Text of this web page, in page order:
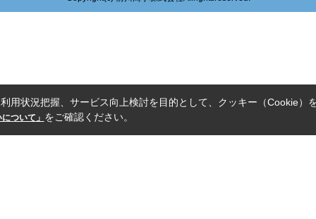
用状況把握、サービス向上検討を目的として、クッキー（Cookie）
ついて」 をご確認ください。